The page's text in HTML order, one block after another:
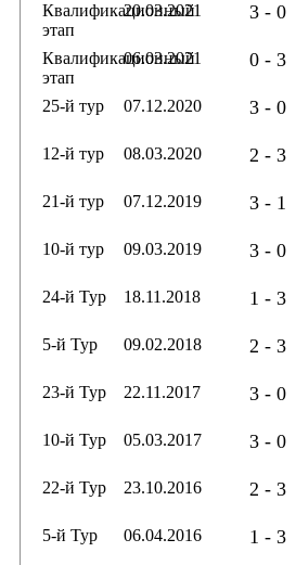
Квалификационный
этап
20.03.2021 3 - 0
Квалификационный
этап
06.03.2021 0 - 3
25-й тур
07.12.2020 3 - 0
12-й тур
08.03.2020 2 - 3
21-й тур
07.12.2019 3 - 1
10-й тур
09.03.2019 3 - 0
24-й Тур
18.11.2018 1 - 3
5-й Тур
09.02.2018 2 - 3
23-й Тур
22.11.2017 3 - 0
10-й Тур
05.03.2017 3 - 0
22-й Тур
23.10.2016 2 - 3
5-й Тур
06.04.2016 1 - 3